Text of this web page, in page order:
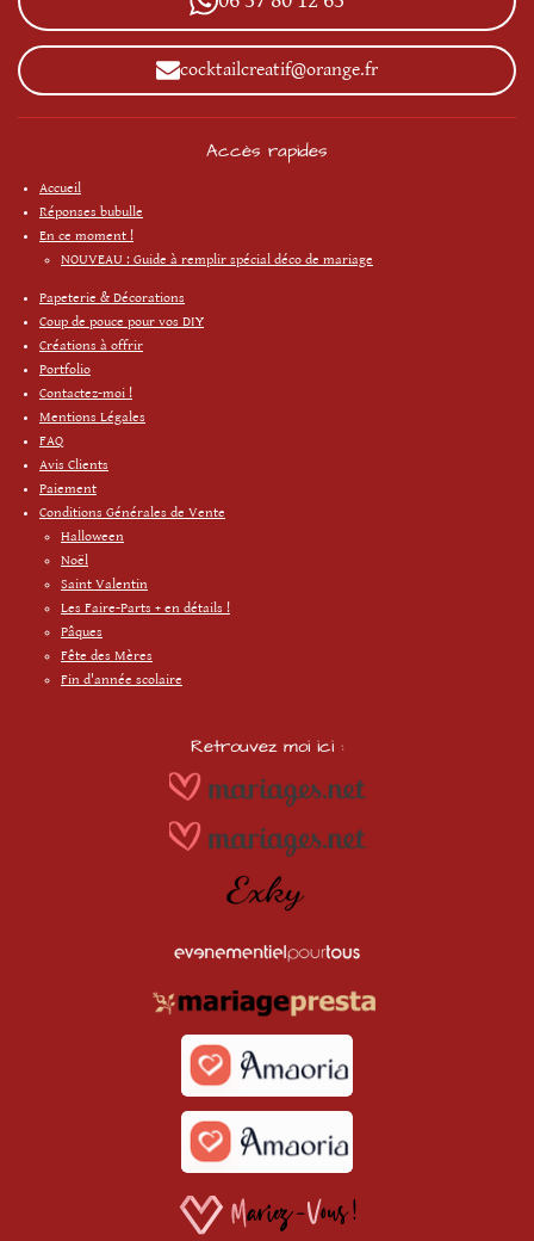
o
k
r
a
cocktailcreatif@orange.fr
Accès rapides
Accueil
Réponses bubulle
En ce moment !
NOUVEAU : Guide à remplir spécial déco de mariage
Papeterie & Décorations
Coup de pouce pour vos DIY
Créations à offrir
Portfolio
Contactez-moi !
Mentions Légales
FAQ
Avis Clients
Paiement
Conditions Générales de Vente
Halloween
Noël
Saint Valentin
Les Faire-Parts + en détails !
Pâques
Fête des Mères
Fin d'année scolaire
Retrouvez moi ici :